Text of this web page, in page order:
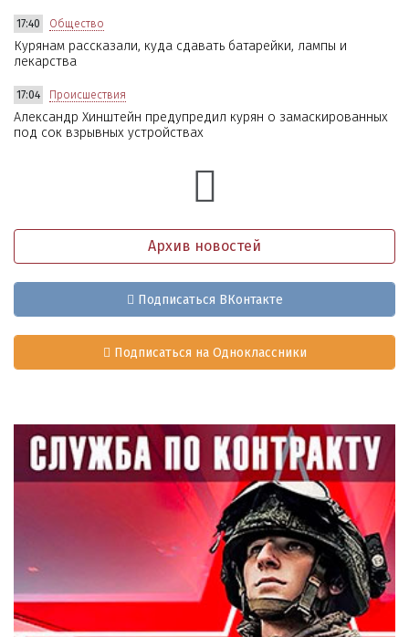
17:40 Общество
Курянам рассказали, куда сдавать батарейки, лампы и
лекарства
17:04 Происшествия
Александр Хинштейн предупредил курян о замаскированных
под сок взрывных устройствах
Архив новостей
Подписаться ВКонтакте
Подписаться на Одноклассники